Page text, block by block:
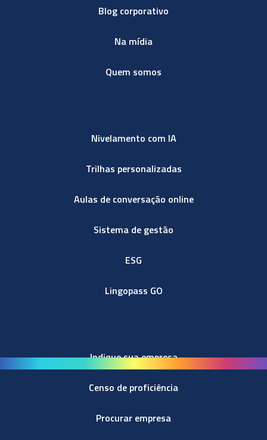
Blog corporativo
Na mídia
Quem somos
Nivelamento com IA
Trilhas personalizadas
Aulas de conversação online
Sistema de gestão
ESG
Lingopass GO
Indique sua empresa
Censo de proficiência
Procurar empresa